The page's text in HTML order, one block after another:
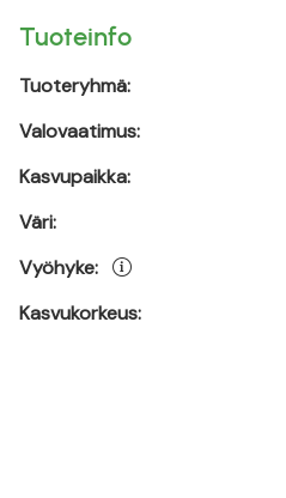
Tuoteinfo
Tuoteryhmä:
Valovaatimus:
Kasvupaikka:
Väri:
Vyöhyke:
Kasvukorkeus: